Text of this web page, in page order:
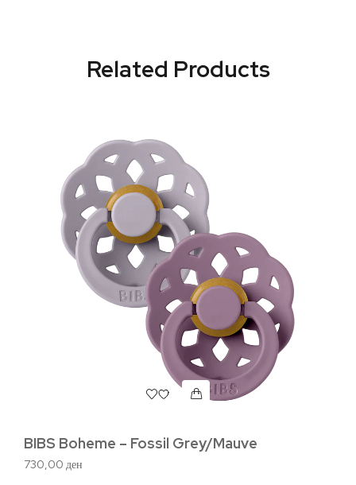
Related Products
BIBS Boheme – Fossil Grey/Mauve
730,00 ден